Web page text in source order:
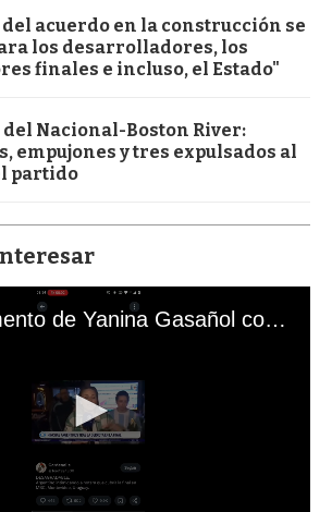
del acuerdo en la construcción se
los desarrolladores, los
finales e incluso, el Estado"
Nacional-Boston River:
empujones y tres expulsados al
partido
El mal momento de Yanina Gasañol con un hincha argentino en "Subrayado"